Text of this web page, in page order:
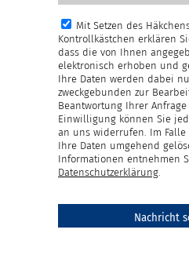
Mit Setzen des
Kontrollkästchen erklären
dass die von Ihnen
elektronisch erhoben und
Ihre Daten werden dabei
zweckgebunden zur
Beantwortung Ihrer Anfrage
Einwilligung können Sie
an uns widerrufen. Im
Ihre Daten umgehend
Informationen entnehmen
Datenschutzerklärung